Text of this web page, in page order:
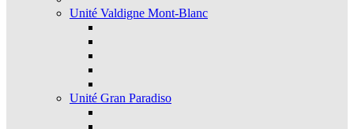
Unité Valdigne Mont-Blanc
Unité Gran Paradiso